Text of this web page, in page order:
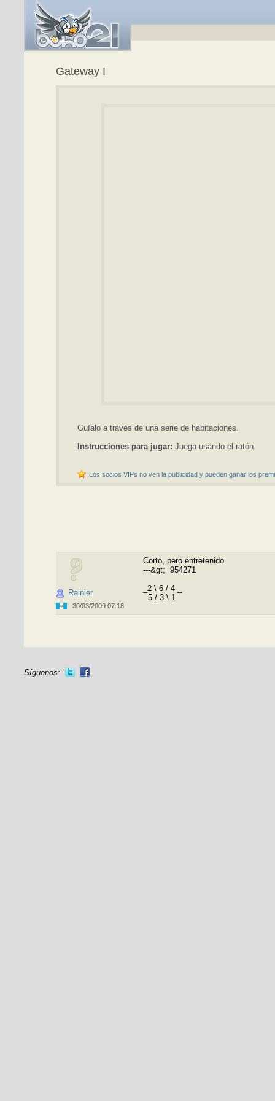
Gateway I
Guíalo a través de una serie de habitaciones.
Instrucciones para jugar: Juega usando el ratón.
Los socios VIPs no ven la publicidad y pueden ganar los
Rainier
30/03/2009 07:18
Corto, pero entretenido
---&gt; 954271
_2 \ 6 / 4 _
5 / 3 \ 1
Síguenos: